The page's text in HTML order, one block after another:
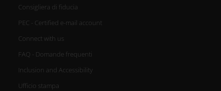
Consigliera di fiducia
PEC - Certified e-mail account
Connect with us
FAQ - Domande frequenti
Inclusion and Accessibility
Ufficio stampa